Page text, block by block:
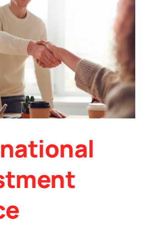
Saopćenje
javnost-
3